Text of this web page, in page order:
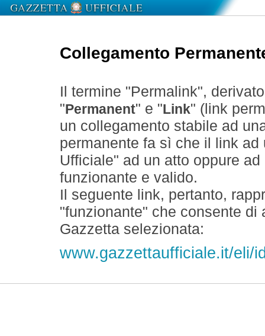
Collegamento
Il termine "Permalink",
" Permanent" e " Link" (link
un collegamento stabile ad
permanente fa sì che il link
Ufficiale" ad un atto oppure
funzionante e valido.
Il seguente link, pertanto,
"funzionante" che consente
Gazzetta selezionata:
www.gazzettaufficiale.it/eli/